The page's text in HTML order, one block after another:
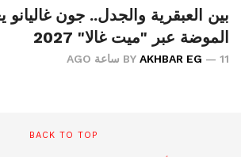
بين العبقرية والجدل.. جون غاليانو
الموضة عبر "ميت غالا" 2027
BY AKHBAR EG 11 ساعة AGO
BACK TO TOP